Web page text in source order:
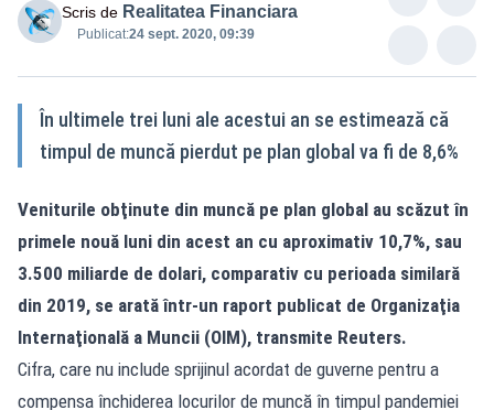
Scris de Realitatea Financiara
Publicat:24 sept. 2020, 09:39
În ultimele trei luni ale acestui an se estimează că
timpul de muncă pierdut pe plan global va fi de 8,6%
Veniturile obţinute din muncă pe plan global au scăzut în
primele nouă luni din acest an cu aproximativ 10,7%, sau
3.500 miliarde de dolari, comparativ cu perioada similară
din 2019, se arată într-un raport publicat de Organizaţia
Internaţională a Muncii (OIM), transmite Reuters.
Cifra, care nu include sprijinul acordat de guverne pentru a
compensa închiderea locurilor de muncă în timpul pandemiei